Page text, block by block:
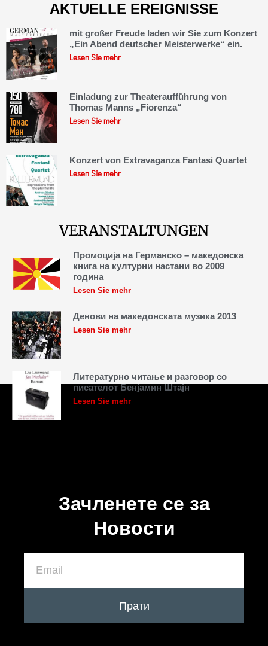
AKTUELLE EREIGNISSE
mit großer Freude laden wir Sie zum Konzert
„Ein Abend deutscher Meisterwerke“ ein.
Lesen Sie mehr
Einladung zur Theateraufführung von
Thomas Manns „Fiorenza“
Lesen Sie mehr
Konzert von Extravaganza Fantasi Quartet
Lesen Sie mehr
VERANSTALTUNGEN
Промоција на Германско – македонска
книга на културни настани во 2009
година
Lesen Sie mehr
Денови на македонската музика 2013
Lesen Sie mehr
Литературно читање и разговор со
писателот Бенјамин Штајн
Lesen Sie mehr
Зачленете се за
Новости
Прати